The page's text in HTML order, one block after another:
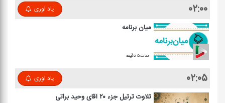
۰۲:۰۰ یاد اوری
میان برنامه
مدت:۵ دقیقه
۰۲:۰۵ یاد اوری
تلاوت ترتیل جزء ۲۰ آقای وحید براتی